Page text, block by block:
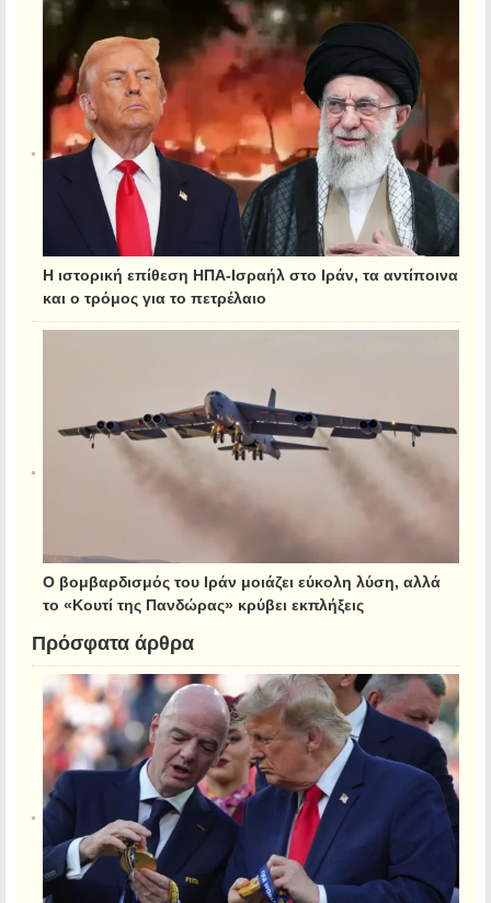
Η ιστορική επίθεση ΗΠΑ-Ισραήλ στο Ιράν, τα αντίποινα
και ο τρόμος για το πετρέλαιο
Ο βομβαρδισμός του Ιράν μοιάζει εύκολη λύση, αλλά
το «Κουτί της Πανδώρας» κρύβει εκπλήξεις
Πρόσφατα άρθρα